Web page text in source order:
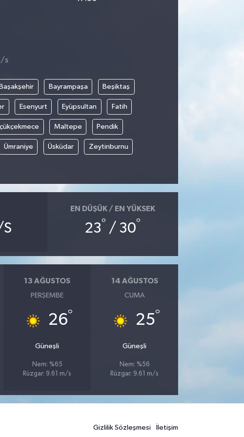
s
Başakşehir Bayrampaşa Beşiktaş
Esenyurt Eyüpsultan Fatih
Maltepe Pendik
Ümraniye Üsküdar Zeytinburnu
EN DÜŞÜK / EN YÜKSEK
23° / 30°
13 AĞUSTOS
PERŞEMBE
26°
Güneşli
Nem: %65
Rüzgar: 9.61 m/s
14 AĞUSTOS
CUMA
25°
Güneşli
Nem: %56
Rüzgar: 9.61 m/s
Gizlilik Sözleşmesi İletişim